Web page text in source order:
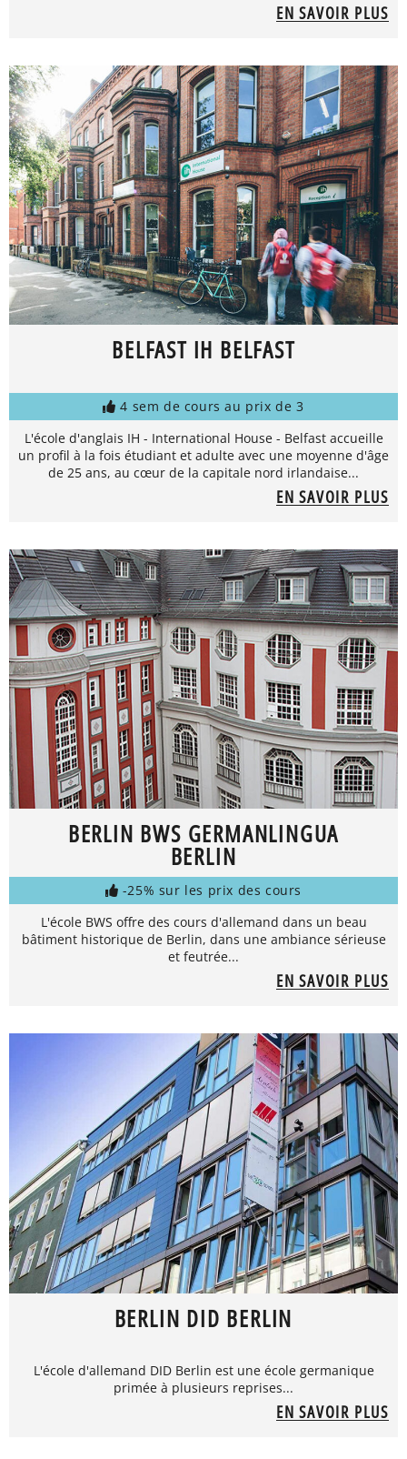
EN SAVOIR PLUS
BELFAST IH BELFAST
4 sem de cours au prix de 3
L'école d'anglais IH - International House - Belfast accueille
un profil à la fois étudiant et adulte avec une moyenne d'âge
de 25 ans, au cœur de la capitale nord irlandaise...
EN SAVOIR PLUS
BERLIN BWS GERMANLINGUA
BERLIN
-25% sur les prix des cours
L'école BWS offre des cours d'allemand dans un beau
bâtiment historique de Berlin, dans une ambiance sérieuse
et feutrée...
EN SAVOIR PLUS
BERLIN DID BERLIN
L'école d'allemand DID Berlin est une école germanique
primée à plusieurs reprises...
EN SAVOIR PLUS